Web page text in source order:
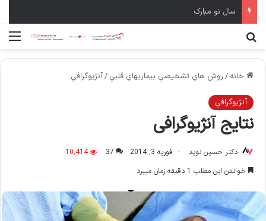
سال نو مبارک
خانه / روش هاي تشخيصي بيماريهاي قلبي /آنژيوگرافي
آنژيوگرافي
نتایج آنژیوگرافی
دکتر حسین نوید فوریه 3, 2014 37
10,414
خواندن این مطلب 1 دقیقه زمان میبرد